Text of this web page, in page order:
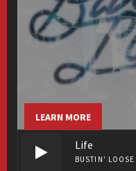
LEARN MORE
Life
BUSTIN' LOOSE